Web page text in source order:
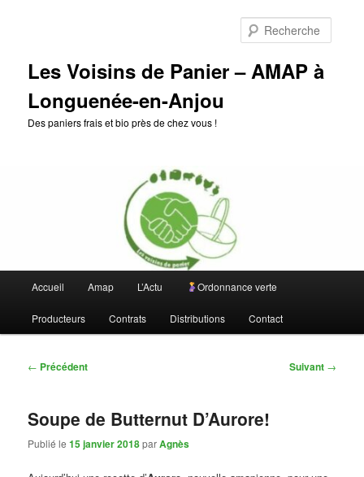
Les Voisins de Panier – AMAP à
Longuenée-en-Anjou
Des paniers frais et bio près de chez vous !
principal
Accueil Amap L’Actu Ordonnance verte
Producteurs Contrats Distributions Contact
Navigation
← Précédent Suivant →
Soupe de Butternut D’Aurore!
Publié le15 janvier 2018parAgnès